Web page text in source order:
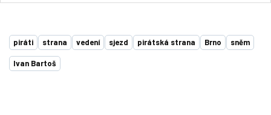
piráti strana vedení sjezd pirátská strana Brno sněm
Ivan Bartoš